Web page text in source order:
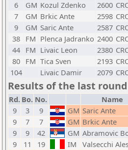
6
GM Kozul Zdenko 2600
7
GM Brkic Ante 2598
9
GM Saric Ante 2587
38 FM Plenca Jadranko 2400
44 FM Livaic Leon 2380
80 FM Tica Sven 2193
104
Livaic Damir 2079
Results of the last round
Rd. Bo. No. Name
9
3 9 GM Saric Ante
9
7 7 GM Brkic Ante
9
9 42 GM Abramovic
9
11 19 IM Valsecchi